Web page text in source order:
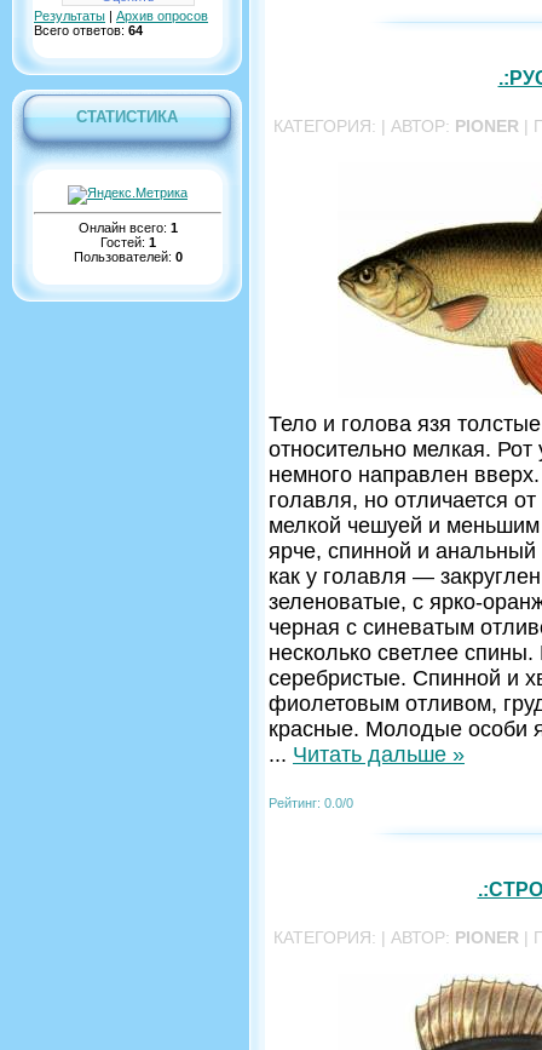
Результаты | Архив опросов
Всего ответов: 64
СТАТИСТИКА
Онлайн всего: 1
Гостей: 1
Пользователей: 0
КАТЕГОРИЯ: | АВТОР: PIONER |
Тело и голова язя
относительно мелкая.
немного направлен
голавля, но отличается
мелкой чешуей и меньшим
ярче, спинной и анальный
как у голавля —
зеленоватые, с ярко-
черная с синеватым
несколько светлее
серебристые. Спинной и
фиолетовым отливом,
красные. Молодые особи
... Читать дальше »
Рейтинг: 0.0/0
КАТЕГОРИЯ: | АВТОР: PIONER |